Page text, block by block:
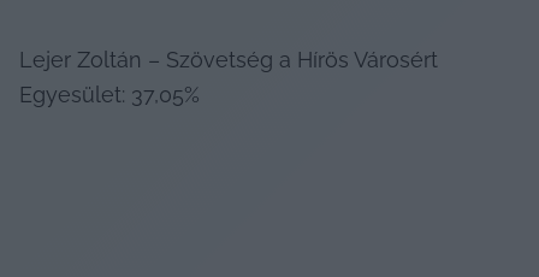
Lejer Zoltán – Szövetség a Hírös Városért
Egyesület: 37,05%